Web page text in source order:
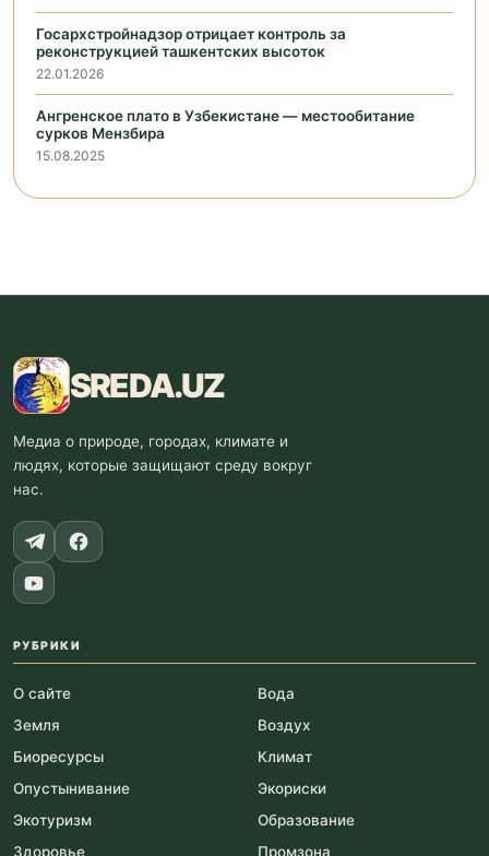
Госархстройнадзор отрицает контроль за
реконструкцией ташкентских высоток
22.01.2026
Ангренское плато в Узбекистане — местообитание
сурков Мензбира
15.08.2025
SREDA.UZ
Медиа о природе, городах, климате и
людях, которые защищают среду вокруг
нас.
РУБРИКИ
О сайте
Вода
Земля
Воздух
Биоресурсы
Климат
Опустынивание
Экориски
Экотуризм
Образование
Здоровье
Промзона